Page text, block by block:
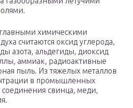
химическими
считаются оксид углерода,
азота, альдегиды, диоксид
аммиак, радиоактивные
пыль. Из тяжелых металлов
в промышленных
соединения свинца, меди,